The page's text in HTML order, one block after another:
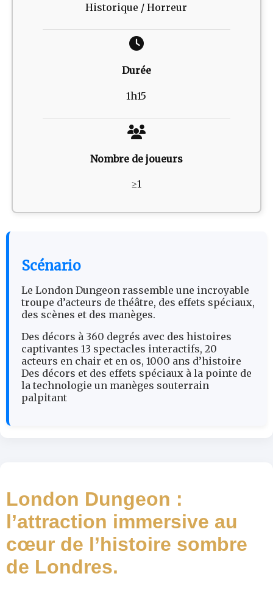
Historique / Horreur
Durée
1h15
Nombre de joueurs
≥1
Scénario
Le London Dungeon rassemble une incroyable
troupe d’acteurs de théâtre, des effets spéciaux,
des scènes et des manèges.
Des décors à 360 degrés avec des histoires
captivantes 13 spectacles interactifs, 20
acteurs en chair et en os, 1000 ans d’histoire
Des décors et des effets spéciaux à la pointe de
la technologie un manèges souterrain
palpitant
London Dungeon :
l’attraction immersive au
cœur de l’histoire sombre
de Londres.